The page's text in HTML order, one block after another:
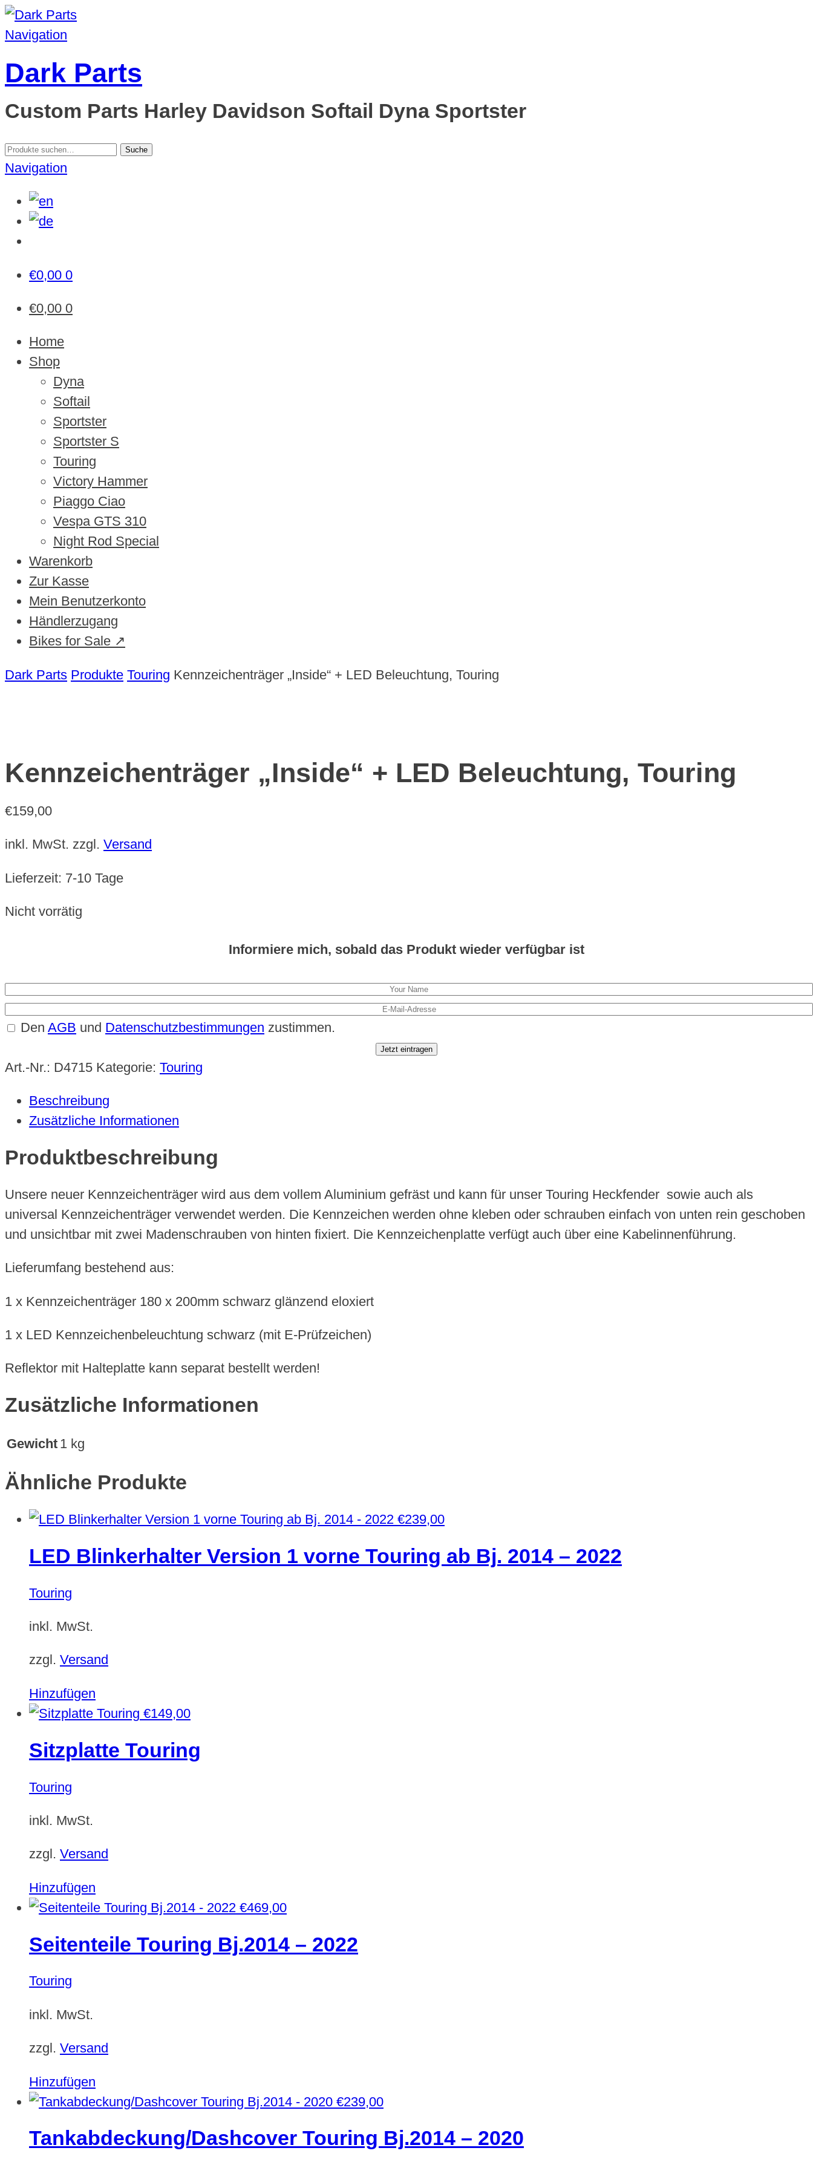
Navigation
Dark Parts
Custom Parts Harley Davidson Softail Dyna Sportster
Suche
nach:
Suche
Navigation
€0,00 0
€0,00 0
Home
Shop
Dyna
Softail
Sportster
Sportster S
Touring
Victory Hammer
Piaggo Ciao
Vespa GTS 310
Night Rod Special
Warenkorb
Zur Kasse
Mein Benutzerkonto
Händlerzugang
Bikes for Sale ↗
Dark Parts Produkte Touring Kennzeichenträger „Inside“ + LED Beleuchtung, Touring
Kennzeichenträger „Inside“ + LED Beleuchtung, Touring
€159,00
inkl. MwSt. zzgl. Versand
Lieferzeit: 7-10 Tage
Nicht vorrätig
Informiere mich, sobald das Produkt wieder verfügbar ist
Den AGB und Datenschutzbestimmungen zustimmen.
Jetzt eintragen
Art.-Nr.: D4715 Kategorie: Touring
Beschreibung
Zusätzliche Informationen
Produktbeschreibung
Unsere neuer Kennzeichenträger wird aus dem vollem Aluminium gefräst und kann für unser Touring Heckfender sowie auch als
universal Kennzeichenträger verwendet werden. Die Kennzeichen werden ohne kleben oder schrauben einfach von unten rein geschoben
und unsichtbar mit zwei Madenschrauben von hinten fixiert. Die Kennzeichenplatte verfügt auch über eine Kabelinnenführung.
Lieferumfang bestehend aus:
1 x Kennzeichenträger 180 x 200mm schwarz glänzend eloxiert
1 x LED Kennzeichenbeleuchtung schwarz (mit E-Prüfzeichen)
Reflektor mit Halteplatte kann separat bestellt werden!
Zusätzliche Informationen
Gewicht 1 kg
Ähnliche Produkte
€239,00
LED Blinkerhalter Version 1 vorne Touring ab Bj. 2014 – 2022
Touring
inkl. MwSt.
zzgl. Versand
Hinzufügen
€149,00
Sitzplatte Touring
Touring
inkl. MwSt.
zzgl. Versand
Hinzufügen
€469,00
Seitenteile Touring Bj.2014 – 2022
Touring
inkl. MwSt.
zzgl. Versand
Hinzufügen
€239,00
Tankabdeckung/Dashcover Touring Bj.2014 – 2020